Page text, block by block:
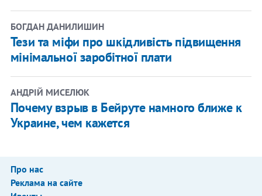
БОГДАН ДАНИЛИШИН
Тези та міфи про шкідливість підвищення
мінімальної заробітної плати
АНДРІЙ МИСЕЛЮК
Почему взрыв в Бейруте намного ближе к
Украине, чем кажется
Про нас
Реклама на сайте